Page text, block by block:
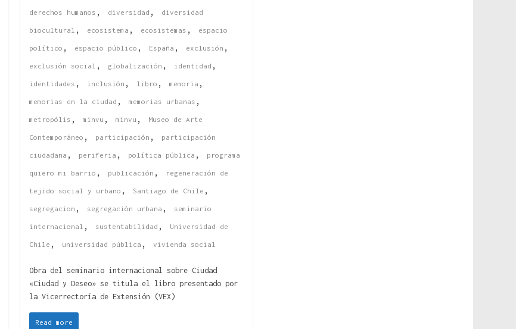
derechos humanos , diversidad , diversidad
biocultural , ecosistema , ecosistemas , espacio
político , espacio público , España , exclusión ,
exclusión social , globalización , identidad ,
identidades , inclusión , libro ,memoria ,
memorias en la ciudad ,memorias urbanas ,
metropólis ,minvu ,minvu , Museo de Arte
Contemporáneo , participación , participación
ciudadana , periferia , política pública , programa
quiero mi barrio , publicación , regeneración de
tejido social y urbano , Santiago de Chile ,
segregacion , segregación urbana , seminario
internacional , sustentabilidad , Universidad de
Chile , universidad pública ,vivienda social
Obra del seminario internacional sobre Ciudad
«Ciudad y Deseo» se titula el libro presentado por
la Vicerrectoría de Extensión (VEX)
Read more